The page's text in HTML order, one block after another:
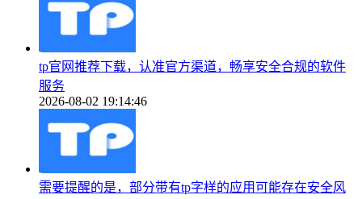
tp官网推荐下载，认准官方渠道，畅享安全合规的软件
服务
2026-08-02 19:14:46
需要提醒的是，部分带有tp字样的应用可能存在安全风